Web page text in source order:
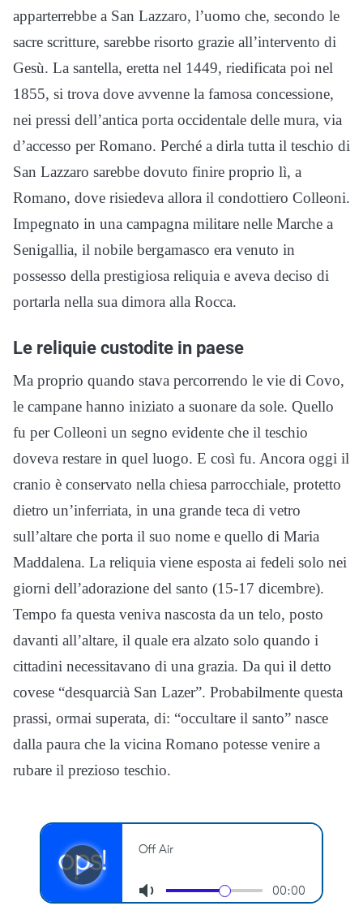
apparterrebbe a San Lazzaro, l’uomo che, secondo le
sacre scritture, sarebbe risorto grazie all’intervento di
Gesù. La santella, eretta nel 1449, riedificata poi nel
1855, si trova dove avvenne la famosa concessione,
nei pressi dell’antica porta occidentale delle mura, via
d’accesso per Romano. Perché a dirla tutta il teschio di
San Lazzaro sarebbe dovuto finire proprio lì, a
Romano, dove risiedeva allora il condottiero Colleoni.
Impegnato in una campagna militare nelle Marche a
Senigallia, il nobile bergamasco era venuto in
possesso della prestigiosa reliquia e aveva deciso di
portarla nella sua dimora alla Rocca.
Le reliquie custodite in paese
Ma proprio quando stava percorrendo le vie di Covo,
le campane hanno iniziato a suonare da sole. Quello
fu per Colleoni un segno evidente che il teschio
doveva restare in quel luogo. E così fu. Ancora oggi il
cranio è conservato nella chiesa parrocchiale, protetto
dietro un’inferriata, in una grande teca di vetro
sull’altare che porta il suo nome e quello di Maria
Maddalena. La reliquia viene esposta ai fedeli solo nei
giorni dell’adorazione del santo (15-17 dicembre).
Tempo fa questa veniva nascosta da un telo, posto
davanti all’altare, il quale era alzato solo quando i
cittadini necessitavano di una grazia. Da qui il detto
covese “desquarcià San Lazer”. Probabilmente questa
prassi, ormai superata, di: “occultare il santo” nasce
dalla paura che la vicina Romano potesse venire a
rubare il prezioso teschio.